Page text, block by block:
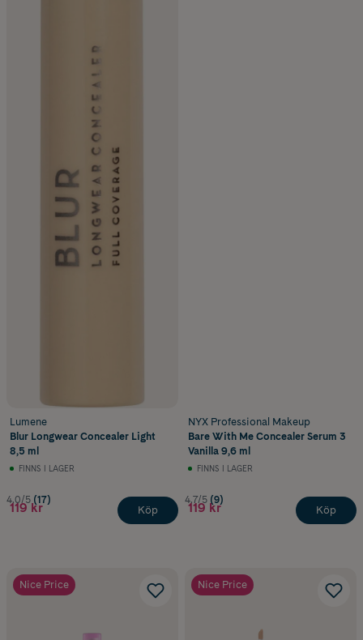
Lumene
Blur Longwear Concealer Light
8,5 ml
FINNS I LAGER
4.0/5 (17)
119 kr Köp
NYX Professional Makeup
Bare With Me Concealer Serum 3
Vanilla 9,6 ml
FINNS I LAGER
4.7/5 (9)
119 kr Köp
Nice Price Nice Price